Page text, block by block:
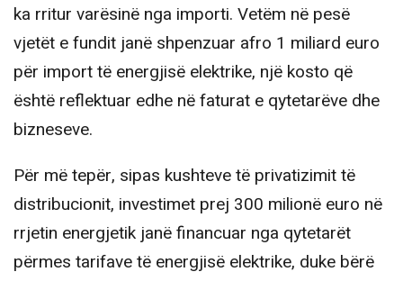
ka rritur varësinë nga importi. Vetëm në pesë
vjetët e fundit janë shpenzuar afro 1 miliard euro
për import të energjisë elektrike, një kosto që
është reflektuar edhe në faturat e qytetarëve dhe
bizneseve.
Për më tepër, sipas kushteve të privatizimit të
distribucionit, investimet prej 300 milionë euro në
rrjetin energjetik janë financuar nga qytetarët
përmes tarifave të energjisë elektrike, duke bërë